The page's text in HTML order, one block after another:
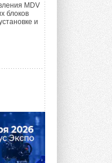
MDV
блоков
и